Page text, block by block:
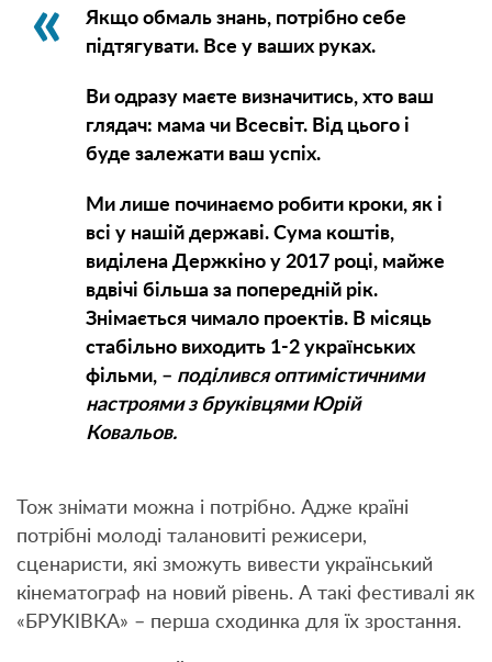
Якщо обмаль знань, потрібно себе
підтягувати. Все у ваших руках.
Ви одразу маєте визначитись, хто ваш
глядач: мама чи Всесвіт. Від цього і
буде залежати ваш успіх.
Ми лише починаємо робити кроки, як і
всі у нашій державі. Сума коштів,
виділена Держкіно у 2017 році, майже
вдвічі більша за попередній рік.
Знімається чимало проектів. В місяць
стабільно виходить 1-2 українських
фільми, – поділився оптимістичними
настроями з бруківцями Юрій
Ковальов.
Тож знімати можна і потрібно. Адже країні
потрібні молоді талановиті режисери,
сценаристи, які зможуть вивести український
кінематограф на новий рівень. А такі фестивалі як
«БРУКІВКА» – перша сходинка для їх зростання.